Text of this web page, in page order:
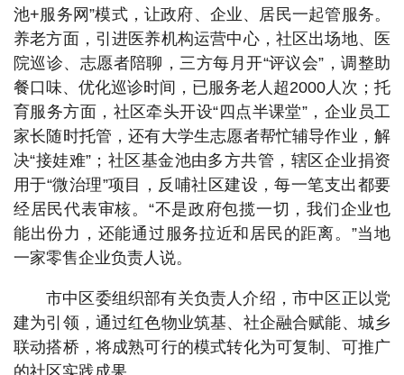
池+服务网”模式，让政府、企业、居民一起管服务。
养老方面，引进医养机构运营中心，社区出场地、医
院巡诊、志愿者陪聊，三方每月开“评议会”，调整助
餐口味、优化巡诊时间，已服务老人超2000人次；托
育服务方面，社区牵头开设“四点半课堂”，企业员工
家长随时托管，还有大学生志愿者帮忙辅导作业，解
决“接娃难”；社区基金池由多方共管，辖区企业捐资
用于“微治理”项目，反哺社区建设，每一笔支出都要
经居民代表审核。“不是政府包揽一切，我们企业也
能出份力，还能通过服务拉近和居民的距离。”当地
一家零售企业负责人说。
市中区委组织部有关负责人介绍，市中区正以党
建为引领，通过红色物业筑基、社企融合赋能、城乡
联动搭桥，将成熟可行的模式转化为可复制、可推广
的社区实践成果。